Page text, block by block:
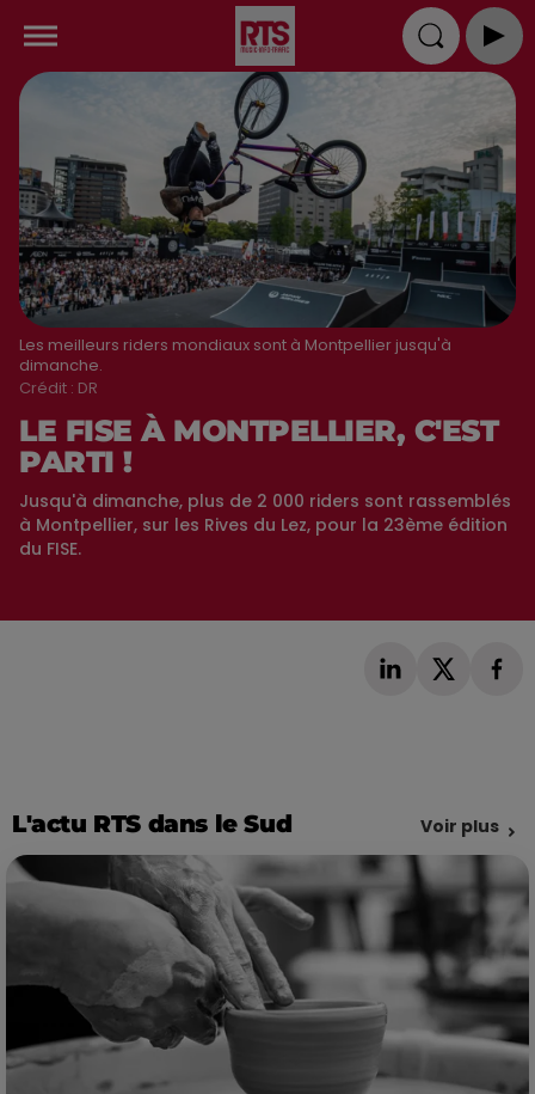
Les meilleurs riders mondiaux sont à Montpellier jusqu'à
dimanche.
Crédit : DR
LE FISE À MONTPELLIER, C'EST
PARTI !
Jusqu'à dimanche, plus de 2 000 riders sont rassemblés
à Montpellier, sur les Rives du Lez, pour la 23ème édition
du FISE.
L'actu RTS dans le Sud Voir plus